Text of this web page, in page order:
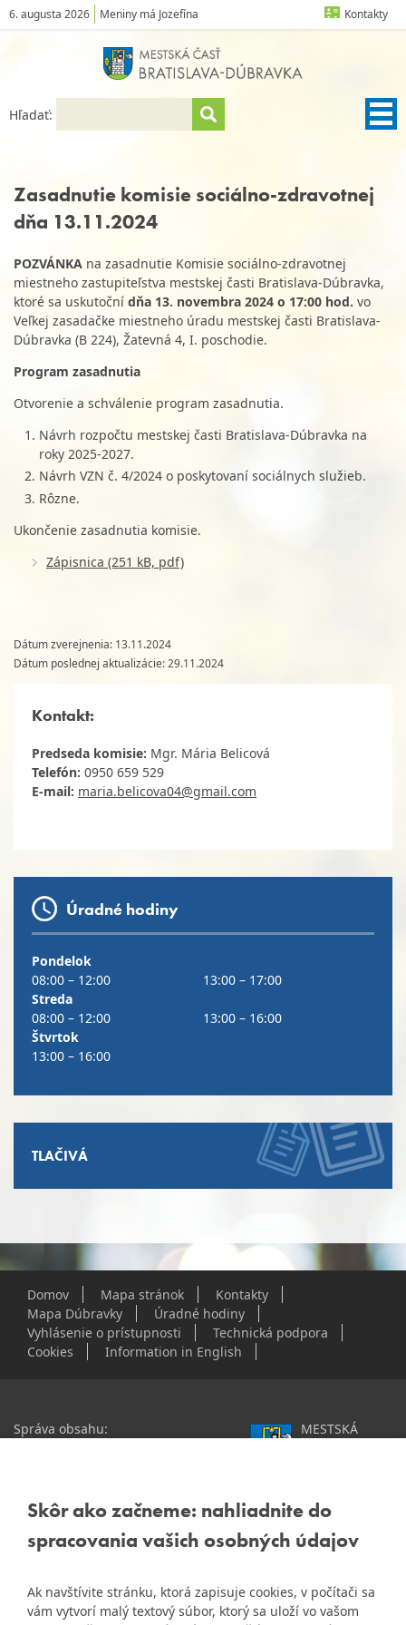
Skôr ako začneme: nahliadnite do
spracovania vašich osobných údajov
Ak navštívite stránku, ktorá zapisuje cookies, v počítači sa
vám vytvorí malý textový súbor, ktorý sa uloží vo vašom
6. augusta 2026 Meniny má Jozefína Kontakty
Hľadať:
Zasadnutie komisie sociálno-zdravotnej
dňa 13.11.2024
POZVÁNKA na zasadnutie Komisie sociálno-zdravotnej
miestneho zastupiteľstva mestskej časti Bratislava-Dúbravka,
ktoré sa uskutoční dňa 13. novembra 2024 o 17:00 hod. vo
Veľkej zasadačke miestneho úradu mestskej časti Bratislava-
Dúbravka (B 224), Žatevná 4, I. poschodie.
Program zasadnutia
Otvorenie a schválenie program zasadnutia.
Návrh rozpočtu mestskej časti Bratislava-Dúbravka na
roky 2025-2027.
Návrh VZN č. 4/2024 o poskytovaní sociálnych služieb.
Rôzne.
Ukončenie zasadnutia komisie.
Zápisnica (251 kB, pdf)
Dátum zverejnenia: 13.11.2024
Dátum poslednej aktualizácie: 29.11.2024
Kontakt:
Predseda komisie: Mgr. Mária Belicová
Telefón: 0950 659 529
E-mail: maria.belicova04@gmail.com
Úradné hodiny
Pondelok
08:00 – 12:00
13:00 – 17:00
Streda
08:00 – 12:00
13:00 – 16:00
Štvrtok
13:00 – 16:00
TLAČIVÁ
Domov Mapa stránok
Kontakty
Mapa Dúbravky
Úradné hodiny
Vyhlásenie o prístupnosti
Technická podpora
Cookies
Information in English
Správa obsahu:
Staršie informácie a dokumenty
starej stránke Dúbravky
MESTSKÁ
Žatevná 2, 844 02
IČO: 00603406
DIČ: 2020919120